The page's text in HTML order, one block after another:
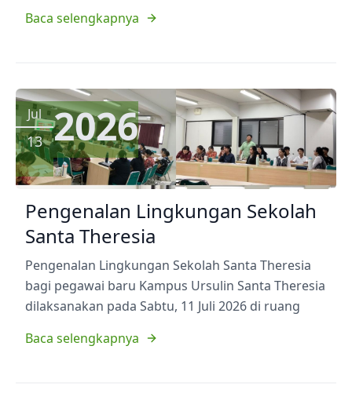
Baca selengkapnya
Jul
13 2026
Pengenalan Lingkungan Sekolah
Santa Theresia
Pengenalan Lingkungan Sekolah Santa Theresia
bagi pegawai baru Kampus Ursulin Santa Theresia
dilaksanakan pada Sabtu, 11 Juli 2026 di ruang
Baca selengkapnya